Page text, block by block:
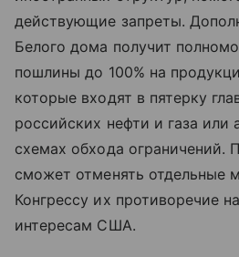
действующие запреты.
Белого дома получит
пошлины до 100% на
которые входят в пятерку
российских нефти и газа или
схемах обхода ограничений.
сможет отменять отдельные
Конгрессу их противоречие
интересам США.